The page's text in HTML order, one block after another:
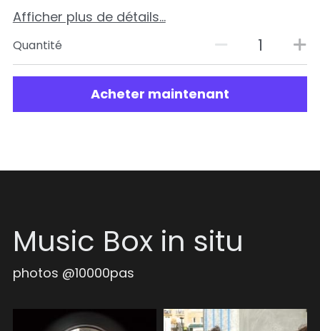
Afficher plus de détails...
Quantité
Acheter maintenant
Music Box in situ
photos @10000pas